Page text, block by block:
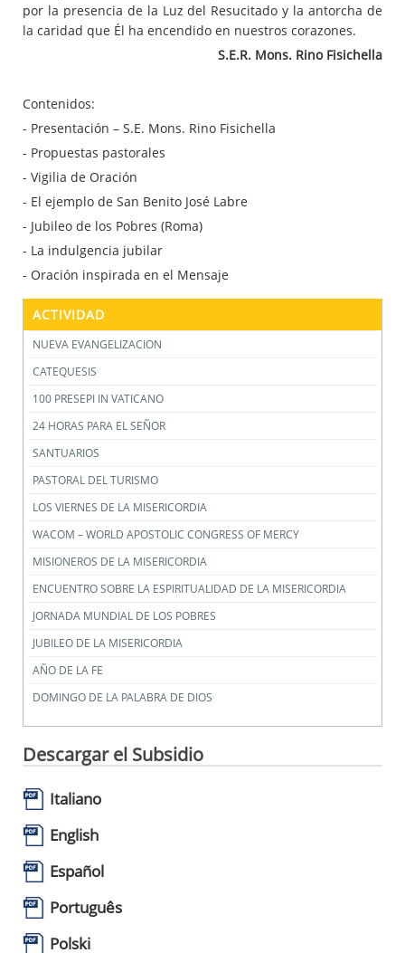
por la presencia de la Luz del Resucitado y la antorcha de
la caridad que Él ha encendido en nuestros corazones.
S.E.R. Mons. Rino Fisichella
Contenidos:
- Presentación – S.E. Mons. Rino Fisichella
- Propuestas pastorales
- Vigilia de Oración
- El ejemplo de San Benito José Labre
- Jubileo de los Pobres (Roma)
- La indulgencia jubilar
- Oración inspirada en el Mensaje
ACTIVIDAD
NUEVA EVANGELIZACION
CATEQUESIS
100 PRESEPI IN VATICANO
24 HORAS PARA EL SEÑOR
SANTUARIOS
PASTORAL DEL TURISMO
LOS VIERNES DE LA MISERICORDIA
WACOM – WORLD APOSTOLIC CONGRESS OF MERCY
MISIONEROS DE LA MISERICORDIA
ENCUENTRO SOBRE LA ESPIRITUALIDAD DE LA MISERICORDIA
JORNADA MUNDIAL DE LOS POBRES
JUBILEO DE LA MISERICORDIA
AÑO DE LA FE
DOMINGO DE LA PALABRA DE DIOS
Descargar el Subsidio
Italiano
English
Español
Português
Polski